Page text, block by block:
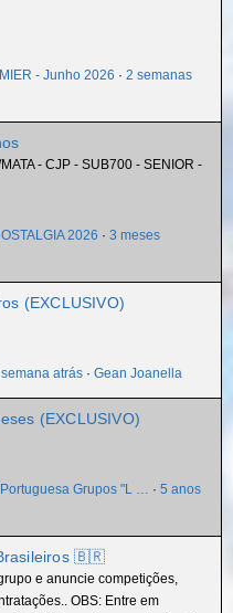
- Junho 2026 · 2 semanas
- CJP - SUB700 - SENIOR -
2026 · 3 meses
(EXCLUSIVO)
semana atrás · Gean Joanella
(EXCLUSIVO)
Grupos "L … · 5 anos
🇧🇷
e anuncie competições,
OBS: Entre em